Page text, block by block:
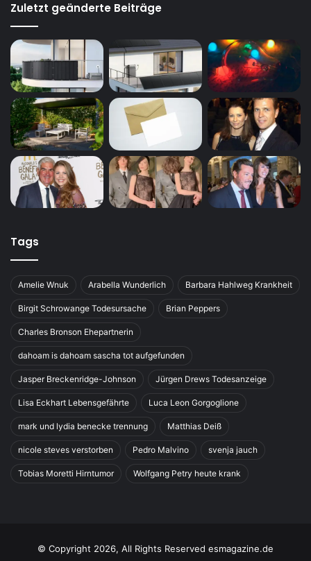
Zuletzt geänderte Beiträge
Tags
Amelie Wnuk Arabella Wunderlich Barbara Hahlweg Krankheit
Birgit Schrowange Todesursache Brian Peppers
Charles Bronson Ehepartnerin
dahoam is dahoam sascha tot aufgefunden
Jasper Breckenridge-Johnson Jürgen Drews Todesanzeige
Lisa Eckhart Lebensgefährte Luca Leon Gorgoglione
mark und lydia benecke trennung Matthias Deiß
nicole steves verstorben Pedro Malvino svenja jauch
Tobias Moretti Hirntumor Wolfgang Petry heute krank
© Copyright 2026, All Rights Reserved esmagazine.de